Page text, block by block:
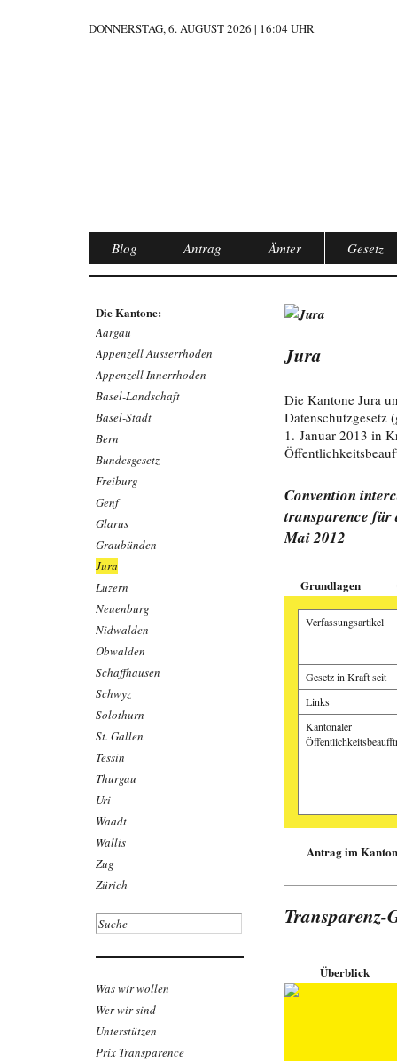
DONNERSTAG, 6. AUGUST 2026 | 16:04 UHR
Blog Antrag Ämter Gesetz
Die Kantone:
Aargau
Appenzell Ausserrhoden
Appenzell Innerrhoden
Basel-Landschaft
Basel-Stadt
Bern
Bundesgesetz
Freiburg
Genf
Glarus
Graubünden
Jura
Luzern
Neuenburg
Nidwalden
Obwalden
Schaffhausen
Schwyz
Solothurn
St. Gallen
Tessin
Thurgau
Uri
Waadt
Wallis
Zug
Zürich
Was wir wollen
Wer wir sind
Unterstützen
Prix Transparence
Jura
Die Kantone Jura
Datenschutzgesetz
1. Januar 2013 in
Convention
transparence für
Mai 2012
Grundlagen
Verfassungsartikel
Gesetz in Kraft seit
Links
Kantonaler
Antrag im
Transparenz-
Überblick
Gifte
wurden, wurde
gestützt auf das
Link zum